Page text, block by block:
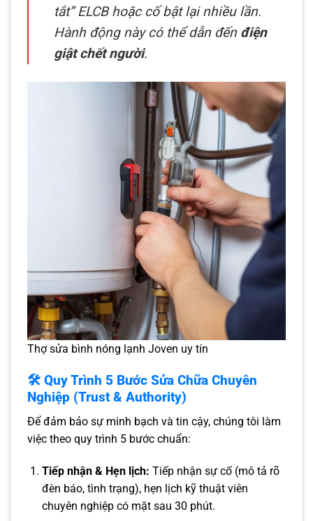
tắt” ELCB hoặc cố bật lại nhiều lần.
Hành động này có thể dẫn đến điện
giật chết người.
Thợ sửa bình nóng lạnh Joven uy tín
🛠️ Quy Trình 5 Bước Sửa Chữa Chuyên
Nghiệp (Trust & Authority)
Để đảm bảo sự minh bạch và tin cậy, chúng tôi làm
việc theo quy trình 5 bước chuẩn:
Tiếp nhận & Hẹn lịch: Tiếp nhận sự cố (mô tả rõ
đèn báo, tình trạng), hẹn lịch kỹ thuật viên
chuyên nghiệp có mặt sau 30 phút.